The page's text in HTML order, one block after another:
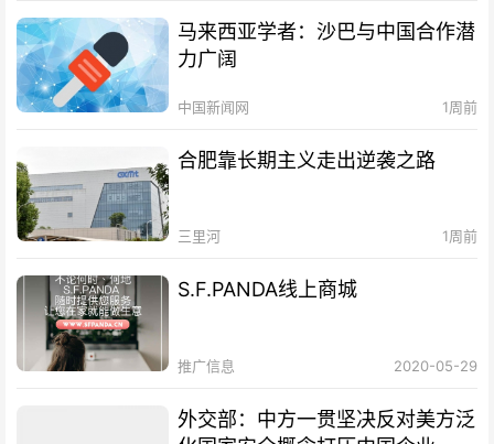
马来西亚学者：沙巴与中国合作潜
力广阔
中国新闻网 1周前
合肥靠长期主义走出逆袭之路
三里河 1周前
S.F.PANDA线上商城
推广信息 2020-05-29
外交部：中方一贯坚决反对美方泛